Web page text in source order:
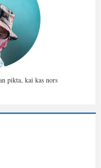
pikta, kai kas nors